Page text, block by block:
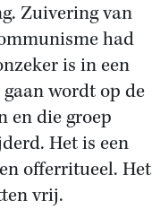
Zuivering van
had
is in een
wordt op de
en die groep
Het is een
offerritueel. Het
vrij.